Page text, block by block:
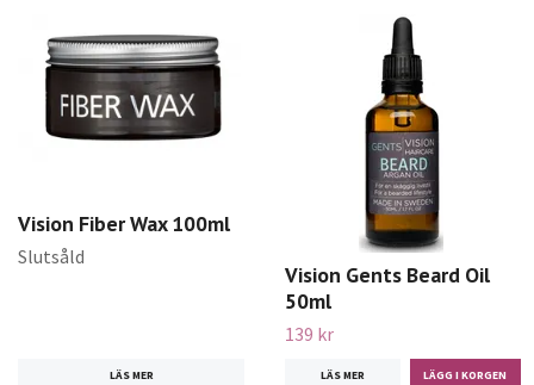
Vision Fiber Wax 100ml
Slutsåld
LÄS MER
Vision Gents Beard Oil
50ml
139 kr
LÄS MER